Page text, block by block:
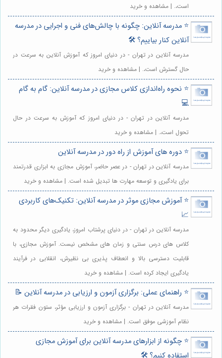
است،. | مشاهده و خرید
⭐️ مدرسه آنلاین: چگونه با چالش‌های فنی و اجرایی در مدرسه
آنلاین کنار بیاییم؟ 🛠️
مدرسه آنلاین در تهران - در دنیای امروز که آموزش آنلاین به سرعت در
حال گسترش است،. | مشاهده و خرید
⭐️ نحوه راه‌اندازی کلاس مجازی در مدرسه آنلاین: گام به گام
💻
مدرسه آنلاین در تهران - در دنیای امروز که آموزش به سرعت در حال
تحول است،. | مشاهده و خرید
⭐️ دوره های آموزش از راه دور در مدرسه آنلاین
مدرسه آنلاین در تهران - در عصر حاضر، آموزش مجازی به ابزاری قدرتمند
برای یادگیری و توسعه مهارت ها تبدیل شده است. | مشاهده و خرید
⭐️ آموزش مجازی موثر در مدرسه آنلاین: تکنیک‌های کاربردی
📈
مدرسه آنلاین در تهران - در دنیای پرشتاب امروز، یادگیری دیگر محدود به
کلاس های درس سنتی و زمان های مشخص نیست. آموزش مجازی، با
قابلیت دسترسی بالا و انعطاف پذیری بی نظیرش، انقلابی در فرآیند
یادگیری ایجاد کرده است. | مشاهده و خرید
⭐️ راهنمای عملی: برگزاری آزمون و ارزیابی در مدرسه آنلاین 📝
مدرسه آنلاین در تهران - برگزاری آزمون و ارزیابی مؤثر، ستون فقرات هر
نظام آموزشی موفق است. | مشاهده و خرید
⭐️ چگونه از ابزارهای مدرسه آنلاین برای آموزش مجازی